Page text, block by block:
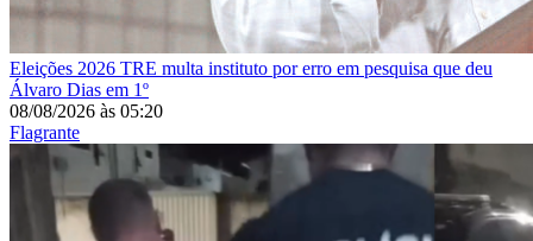
Eleições 2026 TRE multa instituto por erro em pesquisa que deu
Álvaro Dias em 1º
08/08/2026 às 05:20
Flagrante